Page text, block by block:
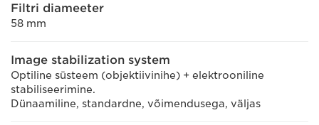
Filtri diameeter
58 mm
Image stabilization system
Optiline süsteem (objektiivinihe) + elektrooniline
stabiliseerimine.
Dünaamiline, standardne, võimendusega, väljas